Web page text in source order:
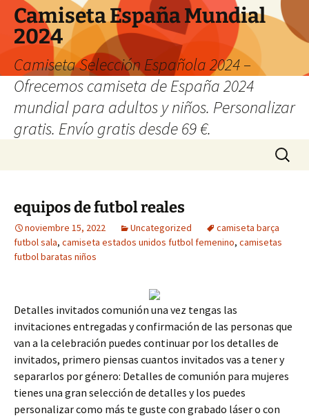
Camiseta España Mundial
2024
Camiseta Selección Española 2024 –
Ofrecemos camiseta de España 2024
mundial para adultos y niños. Personalizar
gratis. Envío gratis desde 69 €.
Buscar:
equipos de futbol reales
noviembre 15, 2022 Uncategorized
camiseta barça
futbol sala, camiseta estados unidos futbol femenino, camisetas
futbol baratas niños
Detalles invitados comunión una vez tengas las
invitaciones entregadas y confirmación de las personas que
van a la celebración puedes continuar por los detalles de
invitados, primero piensas cuantos invitados vas a tener y
separarlos por género: Detalles de comunión para mujeres
tienes una gran selección de detalles y los puedes
personalizar como más te guste con grabado láser o con